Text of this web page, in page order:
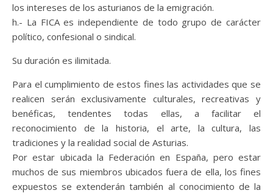
los intereses de los asturianos de la emigración.
h.- La FICA es independiente de todo grupo de carácter
político, confesional o sindical.
Su duración es ilimitada.
Para el cumplimiento de estos fines las actividades que se
realicen serán exclusivamente culturales, recreativas y
benéficas, tendentes todas ellas, a facilitar el
reconocimiento de la historia, el arte, la cultura, las
tradiciones y la realidad social de Asturias.
Por estar ubicada la Federación en España, pero estar
muchos de sus miembros ubicados fuera de ella, los fines
expuestos se extenderán también al conocimiento de la